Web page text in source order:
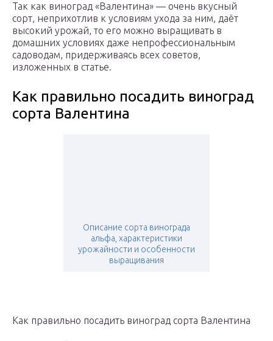
Так как виноград «Валентина» — очень вкусный
сорт, неприхотлив к условиям ухода за ним, даёт
высокий урожай, то его можно выращивать в
домашних условиях даже непрофессиональным
садоводам, придерживаясь всех советов,
изложенных в статье.
Как правильно посадить виноград
сорта Валентина
Описание сорта винограда
альфа, характеристики
урожайности и особенности
выращивания
Как правильно посадить виноград сорта Валентина